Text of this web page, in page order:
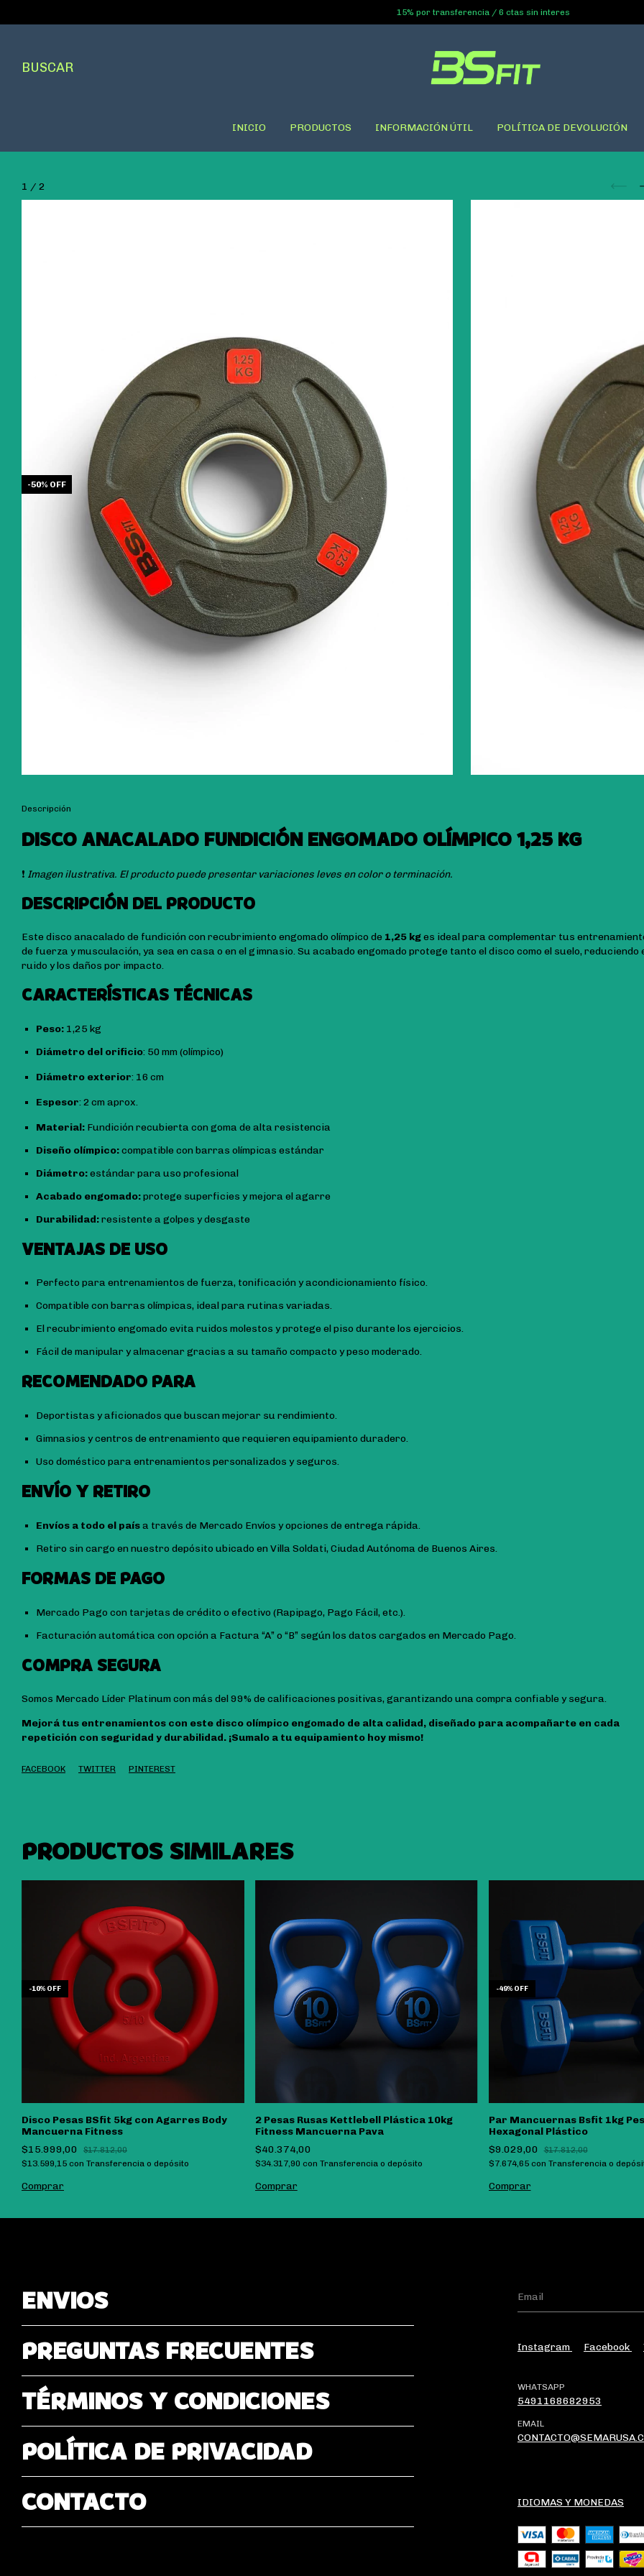
15% por transferencia / 6 ctas sin interes
BUSCAR
INICIO PRODUCTOS INFORMACIÓN ÚTIL POLÍTICA DE DEVOLUCIÓN
1 / 2
-50% OFF
Descripción
DISCO ANACALADO FUNDICIÓN ENGOMADO OLÍMPICO 1,25 KG
❗ Imagen ilustrativa. El producto puede presentar variaciones leves en color o terminación.
DESCRIPCIÓN DEL PRODUCTO
Este disco anacalado de fundición con recubrimiento engomado olímpico de 1,25 kges ideal para complementar tus
de fuerza y musculación, ya sea en casa o en el gimnasio. Su acabado engomado protege tanto el disco como el suelo, reduciendo
ruido y los daños por impacto.
CARACTERÍSTICAS TÉCNICAS
Peso: 1,25 kg
Diámetro del orificio: 50 mm (olímpico)
Diámetro exterior: 16 cm
Espesor: 2 cm aprox.
Material: Fundición recubierta con goma de alta resistencia
Diseño olímpico:compatible con barras olímpicas estándar
Diámetro:estándar para uso profesional
Acabado engomado:protege superficies y mejora el agarre
Durabilidad:resistente a golpes y desgaste
VENTAJAS DE USO
Perfecto para entrenamientos de fuerza, tonificación y acondicionamiento físico.
Compatible con barras olímpicas, ideal para rutinas variadas.
El recubrimiento engomado evita ruidos molestos y protege el piso durante los ejercicios.
Fácil de manipular y almacenar gracias a su tamaño compacto y peso moderado.
RECOMENDADO PARA
Deportistas y aficionados que buscan mejorar su rendimiento.
Gimnasios y centros de entrenamiento que requieren equipamiento duradero.
Uso doméstico para entrenamientos personalizados y seguros.
ENVÍO Y RETIRO
Envíos a todo el paísa través de Mercado Envíos y opciones de entrega rápida.
Retiro sin cargo en nuestro depósito ubicado en Villa Soldati, Ciudad Autónoma de Buenos Aires.
FORMAS DE PAGO
Mercado Pago con tarjetas de crédito o efectivo (Rapipago, Pago Fácil, etc.).
Facturación automática con opción a Factura “A” o “B” según los datos cargados en Mercado Pago.
COMPRA SEGURA
Somos Mercado Líder Platinum con más del 99% de calificaciones positivas, garantizando una compra confiable y segura.
Mejorá tus entrenamientos con este disco olímpico engomado de alta calidad, diseñado para acompañarte en cada
repetición con seguridad y durabilidad. ¡Sumalo a tu equipamiento hoy mismo!
FACEBOOK TWITTER PINTEREST
PRODUCTOS SIMILARES
-10% OFF
Disco Pesas BSfit 5kg con Agarres Body
Mancuerna Fitness
$15.999,00
$17.812,00
$13.599,15 con Transferencia o depósito
Comprar
2 Pesas Rusas Kettlebell Plástica 10kg
Fitness Mancuerna Pava
$40.374,00
$34.317,90 con Transferencia o depósito
Comprar
-49% OFF
Par Mancuernas Bsfit 1kg
Hexagonal Plástico
$9.029,00
$17.812,00
$7.674,65 con Transferencia o
Comprar
ENVIOS
PREGUNTAS FRECUENTES
TÉRMINOS Y CONDICIONES
POLÍTICA DE PRIVACIDAD
CONTACTO
Instagram Facebook
WHATSAPP
5491168682953
EMAIL
IDIOMAS Y MONEDAS